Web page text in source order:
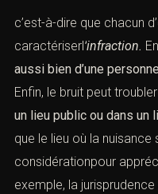
c’est-à-dire que chacun
caractériserl ’infraction.
aussi bien d’une
Enfin, le bruit peut
un lieu public ou dans un
que le lieu où la
considérationpour
exemple, la